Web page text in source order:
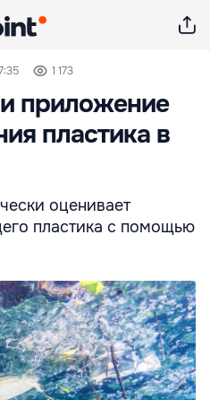
1 173
приложение
пластика в
оценивает
пластика с помощью